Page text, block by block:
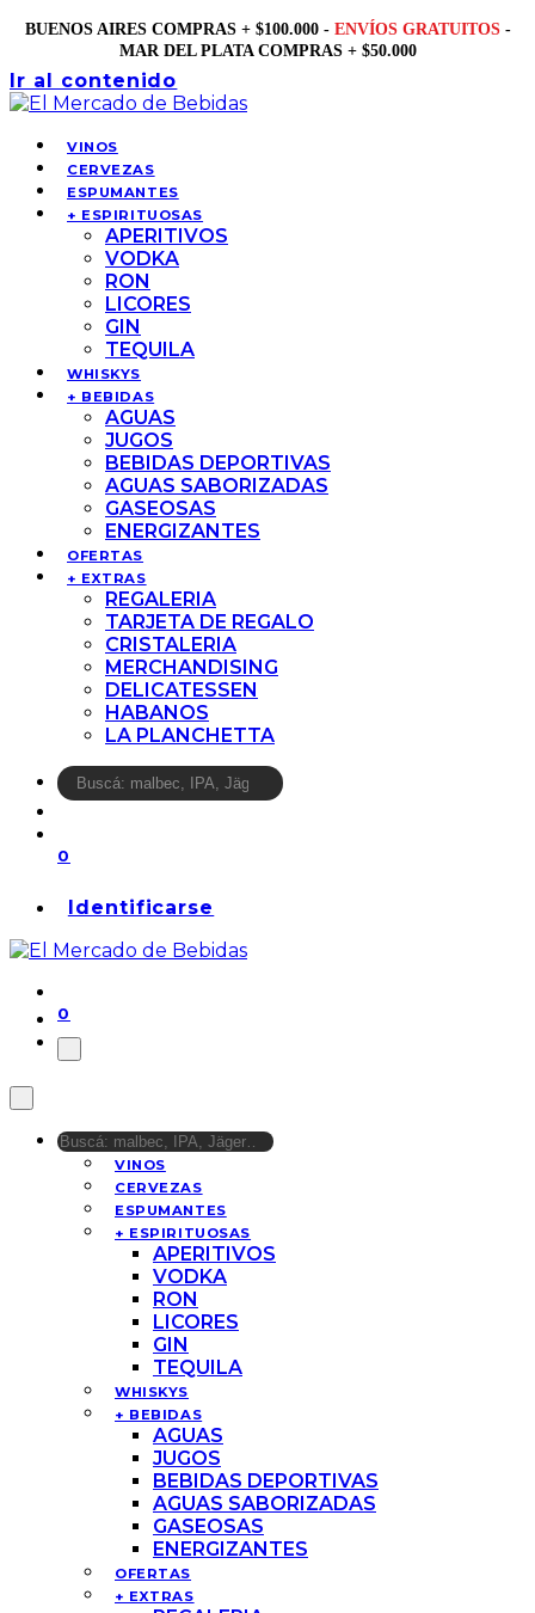
BUENOS AIRES COMPRAS + $100.000 - ENVÍOS GRATUITOS -
MAR DEL PLATA COMPRAS + $50.000
Ir al contenido
VINOS
CERVEZAS
ESPUMANTES
+ ESPIRITUOSAS
APERITIVOS
VODKA
RON
LICORES
GIN
TEQUILA
WHISKYS
+ BEBIDAS
AGUAS
JUGOS
BEBIDAS DEPORTIVAS
AGUAS SABORIZADAS
GASEOSAS
ENERGIZANTES
OFERTAS
+ EXTRAS
REGALERIA
TARJETA DE REGALO
CRISTALERIA
MERCHANDISING
DELICATESSEN
HABANOS
LA PLANCHETTA
0
Identificarse
0
VINOS
CERVEZAS
ESPUMANTES
+ ESPIRITUOSAS
APERITIVOS
VODKA
RON
LICORES
GIN
TEQUILA
WHISKYS
+ BEBIDAS
AGUAS
JUGOS
BEBIDAS DEPORTIVAS
AGUAS SABORIZADAS
GASEOSAS
ENERGIZANTES
OFERTAS
+ EXTRAS